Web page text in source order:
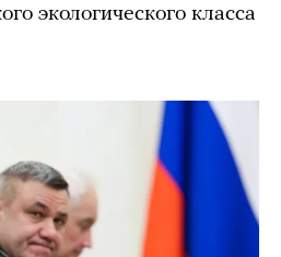
экологического класса